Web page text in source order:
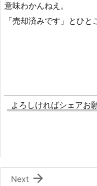
意味わかんねえ。
「売却済みです」とひと
よろしければシェアお

Next